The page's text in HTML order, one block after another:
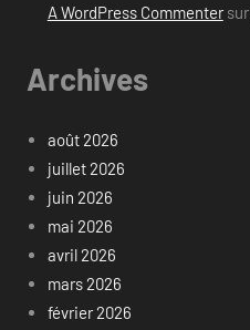
A WordPress Commentersur
Archives
août 2026
juillet 2026
juin 2026
mai 2026
avril 2026
mars 2026
février 2026